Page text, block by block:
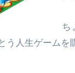
ち
う人生ゲームを